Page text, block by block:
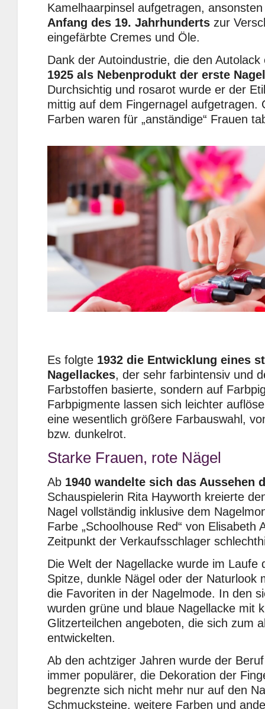
Kamelhaarpinsel aufgetragen,
Anfang des 19. Jahrhunderts zur
eingefärbte Cremes und Öle.
Dank der Autoindustrie, die den
1925 als Nebenprodukt der erste
Durchsichtig und rosarot wurde er der
mittig auf dem Fingernagel aufgetragen.
Farben waren für „anständige“ Frauen
Es folgte 1932 die Entwicklung eines
Nagellackes, der sehr farbintensiv und
Farbstoffen basierte, sondern auf
Farbpigmente lassen sich leichter
eine wesentlich größere Farbauswahl,
bzw. dunkelrot.
Starke Frauen, rote Nägel
Ab 1940 wandelte sich das Aussehen
Schauspielerin Rita Hayworth kreierte
Nagel vollständig inklusive dem
Farbe „Schoolhouse Red“ von Elisabeth
Zeitpunkt der Verkaufsschlager
Die Welt der Nagellacke wurde im Laufe
Spitze, dunkle Nägel oder der Naturlook
die Favoriten in der Nagelmode. In den
wurden grüne und blaue Nagellacke mit
Glitzerteilchen angeboten, die sich zum
entwickelten.
Ab den achtziger Jahren wurde der
immer populärer, die Dekoration der
begrenzte sich nicht mehr nur auf den
Schmucksteine, weitere Farben und